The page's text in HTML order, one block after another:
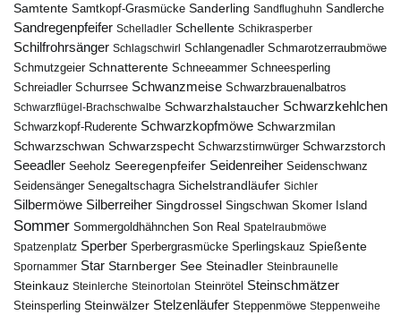
Samtente Samtkopf-Grasmücke Sanderling Sandflughuhn Sandlerche
Sandregenpfeifer Schelladler Schellente Schikrasperber
Schilfrohrsänger Schlagschwirl Schlangenadler Schmarotzerraubmöwe
Schmutzgeier Schnatterente Schneeammer Schneesperling
Schreiadler Schurrsee Schwanzmeise Schwarzbrauenalbatros
Schwarzflügel-Brachschwalbe Schwarzhalstaucher Schwarzkehlchen
Schwarzkopf-Ruderente Schwarzkopfmöwe Schwarzmilan
Schwarzschwan Schwarzspecht Schwarzstirnwürger Schwarzstorch
Seeadler Seeholz Seeregenpfeifer Seidenreiher Seidenschwanz
Seidensänger Senegaltschagra Sichelstrandläufer Sichler
Silbermöwe Silberreiher Singdrossel Singschwan Skomer Island
Sommer Sommergoldhähnchen Son Real Spatelraubmöwe
Spatzenplatz Sperber Sperbergrasmücke Sperlingskauz Spießente
Spornammer Star Starnberger See Steinadler Steinbraunelle
Steinkauz Steinlerche Steinortolan Steinrötel Steinschmätzer
Steinsperling Steinwälzer Stelzenläufer Steppenmöwe Steppenweihe